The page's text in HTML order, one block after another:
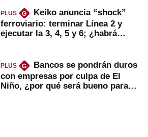
PLUS G
Keiko anuncia “shock”
ferroviario: terminar Línea 2 y
ejecutar la 3, 4, 5 y 6; ¿habrá
PLUS G
Bancos se pondrán duros
con empresas por culpa de El
Niño, ¿por qué será bueno para